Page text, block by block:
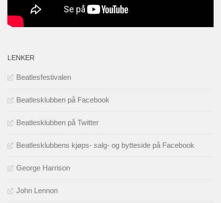
LENKER
Beatlesfestivalen
Beatlesklubben på Facebook
Beatlesklubben på Twitter
Beatlesklubbens kjøps- salg- og bytteside på Facebook
George Harrison
John Lennon